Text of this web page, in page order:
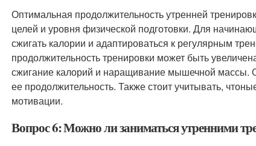
Оптимальная продолжительность утренней
целей и уровня физической подготовки. Для
сжигать калории и адаптироваться к регулярным
продолжительность тренировки может быть
сжигание калорий и наращивание мышечной массы.
ее продолжительность. Также стоит учитывать,
мотивации.
Вопрос 6: Можно ли заниматься утренними